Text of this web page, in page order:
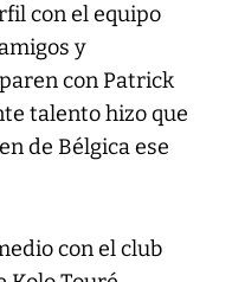
con el equipo
y
con Patrick
talento hizo que
de Bélgica ese
con el club